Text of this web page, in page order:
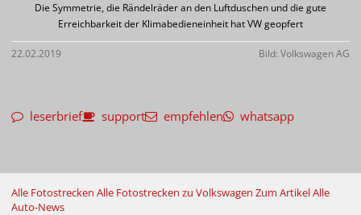
Die Symmetrie, die Rändelräder an den Luftduschen und die gute
Erreichbarkeit der Klimabedieneinheit hat VW geopfert
22.02.2019 Bild: Volkswagen AG
leserbrief support empfehlen whatsapp
Alle Fotostrecken Alle Fotostrecken zu Volkswagen Zum ArtikelAlle
Auto-News